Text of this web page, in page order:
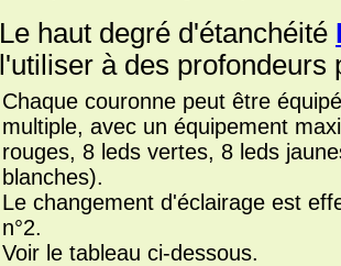
Le haut degré d'étanchéité
l'utiliser à des
Chaque couronne peut être
multiple, avec un équipement
rouges, 8 leds vertes, 8 leds
blanches).
Le changement d'éclairage est
n°2.
Voir le tableau ci-dessous.